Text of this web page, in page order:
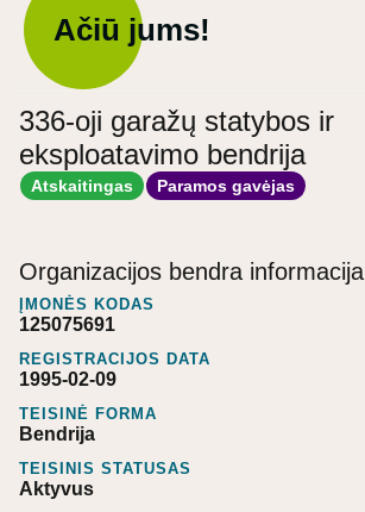
Ačiū jums!
336-oji garažų statybos ir
eksploatavimo bendrija
Atskaitingas Paramos gavėjas
Organizacijos bendra informacija
ĮMONĖS KODAS
125075691
REGISTRACIJOS DATA
1995-02-09
TEISINĖ FORMA
Bendrija
TEISINIS STATUSAS
Aktyvus